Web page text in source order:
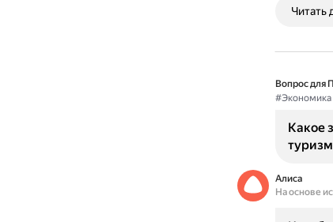
Читать
Вопрос для
#Экономика
Какое
Алиса
На основе